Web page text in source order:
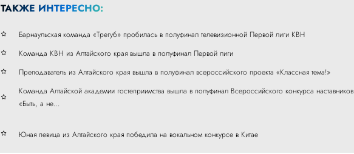
ТАКЖЕ ИНТЕРЕСНО:
Барнаульская команда «Трегуб» пробилась в полуфинал телевизионной Первой лиги КВН
Команда КВН из Алтайского края вышла в полуфинал Первой лиги
Преподаватель из Алтайского края вышла в полуфинал всероссийского проекта «Классная тема!»
Команда Алтайской академии гостеприимства вышла в полуфинал Всероссийского конкурса наставников
«Быть, а не…
Юная певица из Алтайского края победила на вокальном конкурсе в Китае